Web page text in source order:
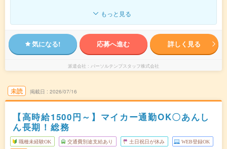
もっと見る
気になる! 応募へ進む 詳しく見る
派遣会社 パーソルテンプスタッフ株式会社
未読 掲載日 2026/07/16
【高時給1500円～】マイカー通勤OK〇あんし
ん長期！総務
職種未経験OK 交通費別途支給あり 土日祝日が休み WEB登録OK